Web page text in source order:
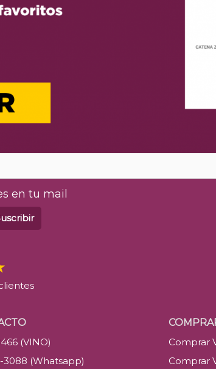
en tu mail
(VINO)
3088 (Whatsapp)
Comprar
Comprar